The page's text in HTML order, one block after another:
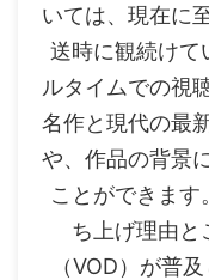
いては、現在に
送時に観続けて
ルタイムでの視
名作と現代の最
や、作品の背景
ことができま
ち上げ理由と
（VOD）が普